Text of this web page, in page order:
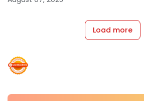
Load more